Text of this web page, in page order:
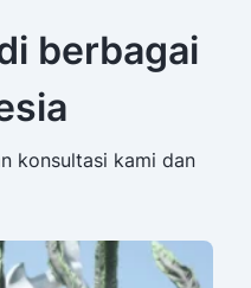
berbagai
konsultasi kami dan